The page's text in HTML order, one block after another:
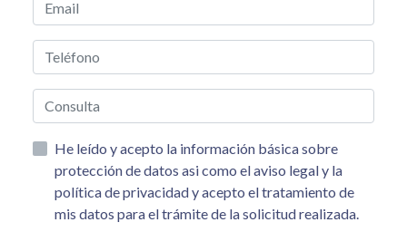
He leído y acepto la información básica sobre
protección de datos asi como el aviso legal y la
política de privacidad y acepto el tratamiento de
mis datos para el trámite de la solicitud realizada.